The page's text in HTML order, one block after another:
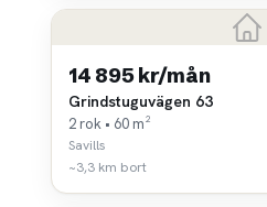
14 895 kr/mån
Grindstuguvägen 63
2 rok • 60 m²
Savills
~3,3 km bort